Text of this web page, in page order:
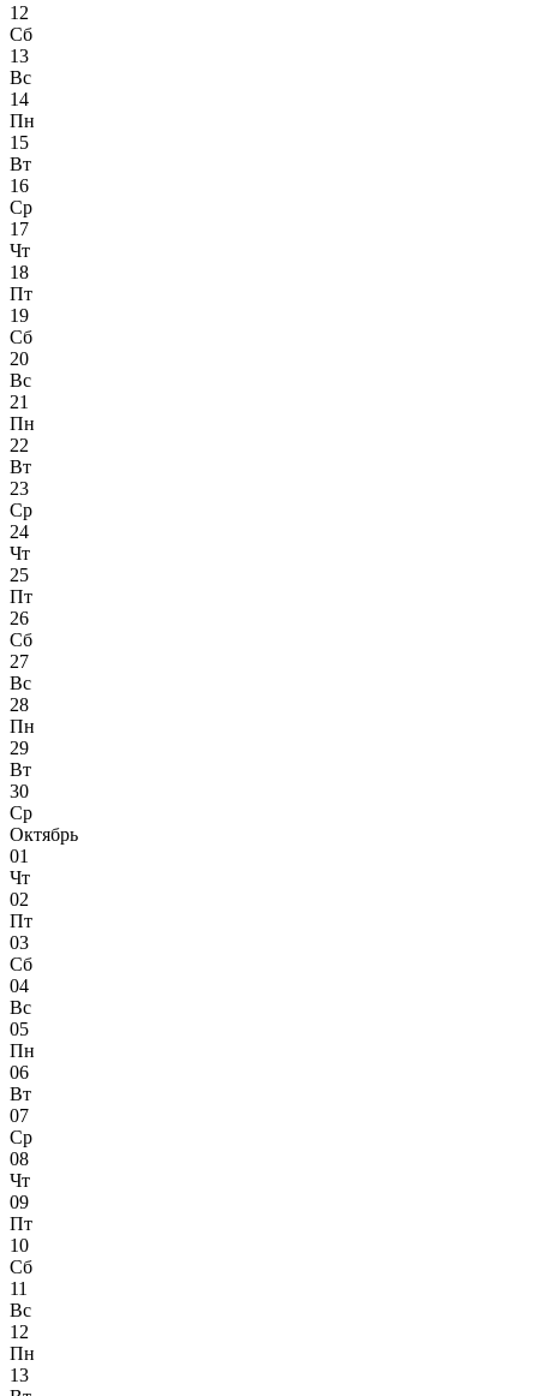
12
Сб
13
Вс
14
Пн
15
Вт
16
Ср
17
Чт
18
Пт
19
Сб
20
Вс
21
Пн
22
Вт
23
Ср
24
Чт
25
Пт
26
Сб
27
Вс
28
Пн
29
Вт
30
Ср
Октябрь
01
Чт
02
Пт
03
Сб
04
Вс
05
Пн
06
Вт
07
Ср
08
Чт
09
Пт
10
Сб
11
Вс
12
Пн
13